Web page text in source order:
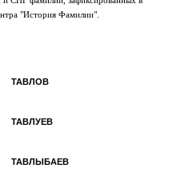
"История Фамилии".
ТАВЛОВ
ТАВЛУЕВ
ТАВЛЫБАЕВ